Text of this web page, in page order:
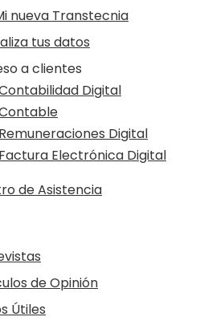
nueva Transtecnia
tus datos
a clientes
Digital
Remuneraciones Digital
Factura Electrónica Digital
de Asistencia
de Opinión
Útiles